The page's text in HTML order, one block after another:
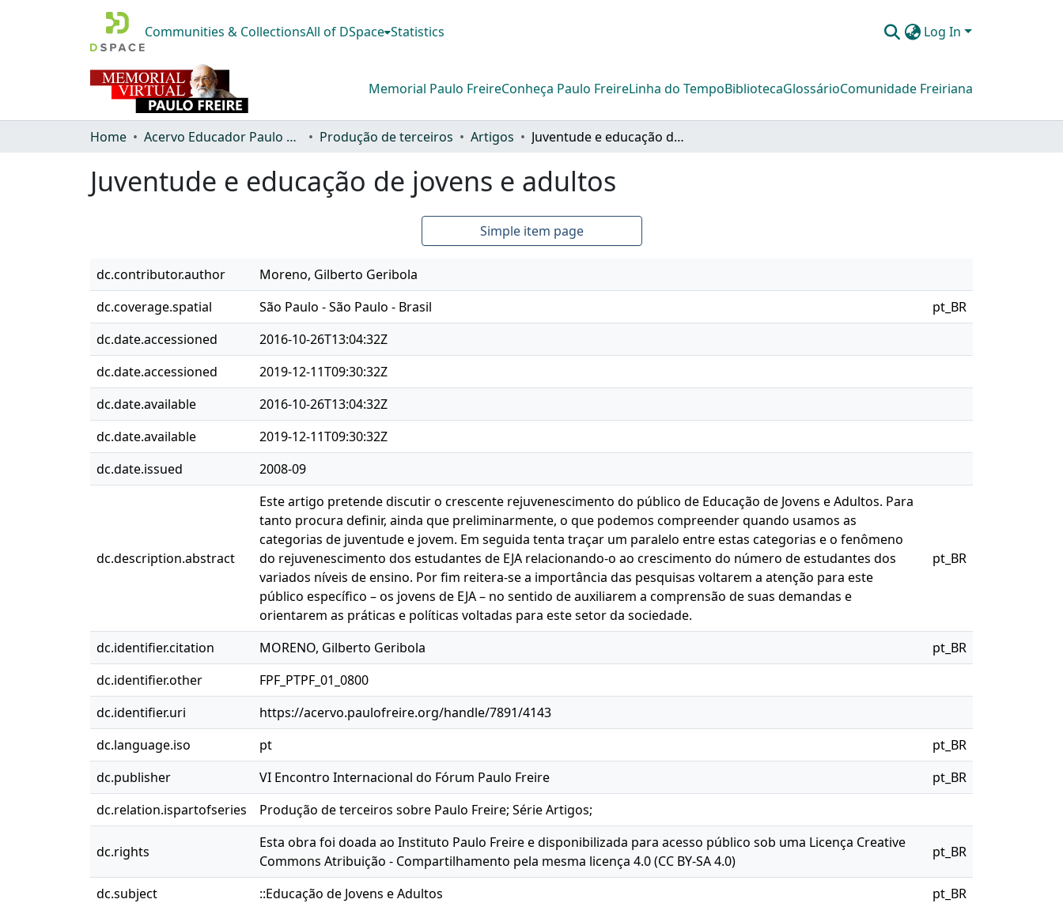
Communities & CollectionsAll of DSpace Statistics Log In
Memorial Paulo FreireConheça Paulo FreireLinha do TempoBibliotecaGlossárioComunidade Freiriana
Home Acervo Educador Paulo Freire Produção de terceiros Artigos Juventude e educação de jovens e adultos
Juventude e educação de jovens e adultos
Simple item page
dc.contributor.author
Moreno, Gilberto Geribola
dc.coverage.spatial
São Paulo - São Paulo - Brasil
pt_BR
dc.date.accessioned
2016-10-26T13:04:32Z
dc.date.accessioned
2019-12-11T09:30:32Z
dc.date.available
2016-10-26T13:04:32Z
dc.date.available
2019-12-11T09:30:32Z
dc.date.issued
2008-09
dc.description.abstract
Este artigo pretende discutir o crescente rejuvenescimento do público de Educação de Jovens e Adultos. Para
tanto procura definir, ainda que preliminarmente, o que podemos compreender quando usamos as
categorias de juventude e jovem. Em seguida tenta traçar um paralelo entre estas categorias e o fenômeno
do rejuvenescimento dos estudantes de EJA relacionando-o ao crescimento do número de estudantes dos
variados níveis de ensino. Por fim reitera-se a importância das pesquisas voltarem a atenção para este
público específico – os jovens de EJA – no sentido de auxiliarem a comprensão de suas demandas e
orientarem as práticas e políticas voltadas para este setor da sociedade.
pt_BR
dc.identifier.citation MORENO, Gilberto Geribola
pt_BR
dc.identifier.other
FPF_PTPF_01_0800
dc.identifier.uri
https://acervo.paulofreire.org/handle/7891/4143
dc.language.iso
pt
pt_BR
dc.publisher
VI Encontro Internacional do Fórum Paulo Freire
pt_BR
dc.relation.ispartofseries
Produção de terceiros sobre Paulo Freire; Série Artigos;
dc.rights
Esta obra foi doada ao Instituto Paulo Freire e disponibilizada para acesso público sob uma Licença Creative
Commons Atribuição - Compartilhamento pela mesma licença 4.0 (CC BY-SA 4.0)
pt_BR
dc.subject ::Educação de Jovens e Adultos
pt_BR